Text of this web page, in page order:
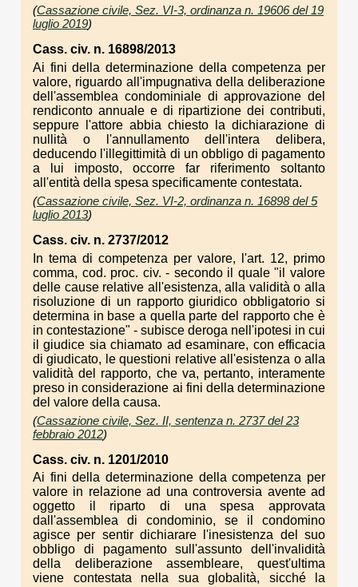
(Cassazione civile, Sez. VI-3, ordinanza n. 19606 del 19
luglio 2019)
Cass. civ. n. 16898/2013
Ai fini della determinazione della competenza per
valore, riguardo all'impugnativa della deliberazione
dell'assemblea condominiale di approvazione del
rendiconto annuale e di ripartizione dei contributi,
seppure l'attore abbia chiesto la dichiarazione di
nullità o l'annullamento dell'intera delibera,
deducendo l'illegittimità di un obbligo di pagamento
a lui imposto, occorre far riferimento soltanto
all'entità della spesa specificamente contestata.
(Cassazione civile, Sez. VI-2, ordinanza n. 16898 del 5
luglio 2013)
Cass. civ. n. 2737/2012
In tema di competenza per valore, l'art. 12, primo
comma, cod. proc. civ. - secondo il quale "il valore
delle cause relative all'esistenza, alla validità o alla
risoluzione di un rapporto giuridico obbligatorio si
determina in base a quella parte del rapporto che è
in contestazione" - subisce deroga nell'ipotesi in cui
il giudice sia chiamato ad esaminare, con efficacia
di giudicato, le questioni relative all'esistenza o alla
validità del rapporto, che va, pertanto, interamente
preso in considerazione ai fini della determinazione
del valore della causa.
(Cassazione civile, Sez. II, sentenza n. 2737 del 23
febbraio 2012)
Cass. civ. n. 1201/2010
Ai fini della determinazione della competenza per
valore in relazione ad una controversia avente ad
oggetto il riparto di una spesa approvata
dall'assemblea di condominio, se il condomino
agisce per sentir dichiarare l'inesistenza del suo
obbligo di pagamento sull'assunto dell'invalidità
della deliberazione assembleare, quest'ultima
viene contestata nella sua globalità, sicché la